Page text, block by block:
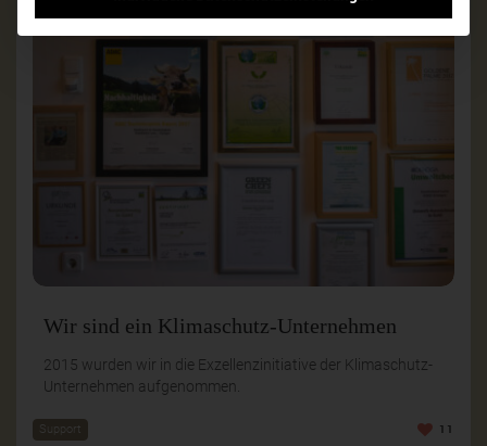
Wir sind ein Klimaschutz-Unternehmen
2015 wurden wir in die Exzellenzinitiative der Klimaschutz-
Unternehmen aufgenommen.
Support 11